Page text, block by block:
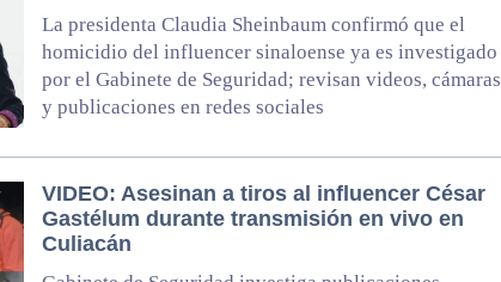
La presidenta Claudia Sheinbaum confirmó que el
homicidio del influencer sinaloense ya es investigado
por el Gabinete de Seguridad; revisan videos, cámaras
y publicaciones en redes sociales
VIDEO: Asesinan a tiros al influencer César
Gastélum durante transmisión en vivo en
Culiacán